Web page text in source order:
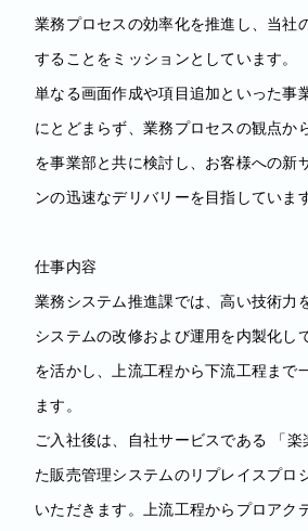
業務プロセスの効率化を推進し、当社
することをミッションとしています。
単なる画面作成や項目追加といった事
にとどまらず、業務プロセスの観点か
を事業部と共に検討し、お客様への新
ンの迅速なデリバリーを目指しています
仕事内容
業務システム推進課では、高い技術力
システムの改修および運用を内製化し
を活かし、上流工程から下流工程まで
ます。
ご入社後は、自社サービスである 「
た販売管理システムのリプレイスプロ
いただきます。上流工程からプロアク